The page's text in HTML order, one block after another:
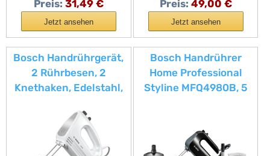
Preis: 31,49 €
Jetzt ansehen
Preis: 49,00 €
Jetzt ansehen
Bosch Handrührgerät,
2 Rührbesen, 2
Knethaken, Edelstahl,
Stufen, Turbostufe,
leicht, leise, 400 W,
weiß, CleverMixx
Bosch Handrührer
Home Professional
Styline MFQ4980B, 5
Knethaken, Mixstab
Edelstahl,